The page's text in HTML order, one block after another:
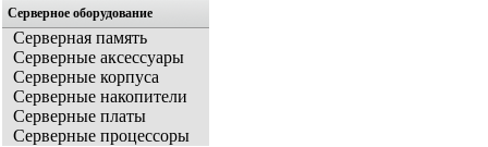
Серверное оборудование
Серверная память
Серверные аксессуары
Серверные корпуса
Серверные накопители
Серверные платы
Серверные процессоры